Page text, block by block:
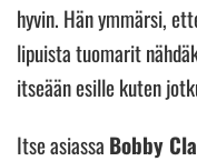
hyvin. Hän ymmärsi,
lipuista tuomarit
itseään esille kuten
Itse asiassa Bobby